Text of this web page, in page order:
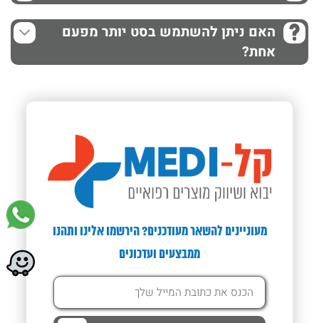
האם ניתן להשתמש בסט יותר מפעם
אחת?
מעוניינים להשאר מעודכנים? הירשמו אלינו ותהנו
ממבצעים ועדכונים